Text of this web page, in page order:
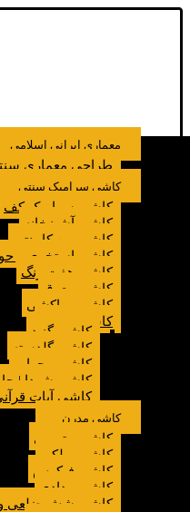
معماری ایرانی اسلامی
طراحی معماری
کاشی سرامیک سنتی
کاشی سرامیک کف
کاشی آشپزخانه
کاشی بین کابینتی
کاشی استخری و
کاشی هفت رنگ
کاشی معرق
کاشی مراکشی
کاشی مسجد
کاشی گنبد
کاشی گلدسته
کاشی محراب
کاشی شهدا |
کاشی آیات
کاشی مدرن
کاشی مترویی
کاشی پولکی
کاشی فیکوس
کاشی مدادی
کاشی شش ضلعی و